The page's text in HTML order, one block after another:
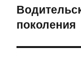
Следующая
запись:
поколения